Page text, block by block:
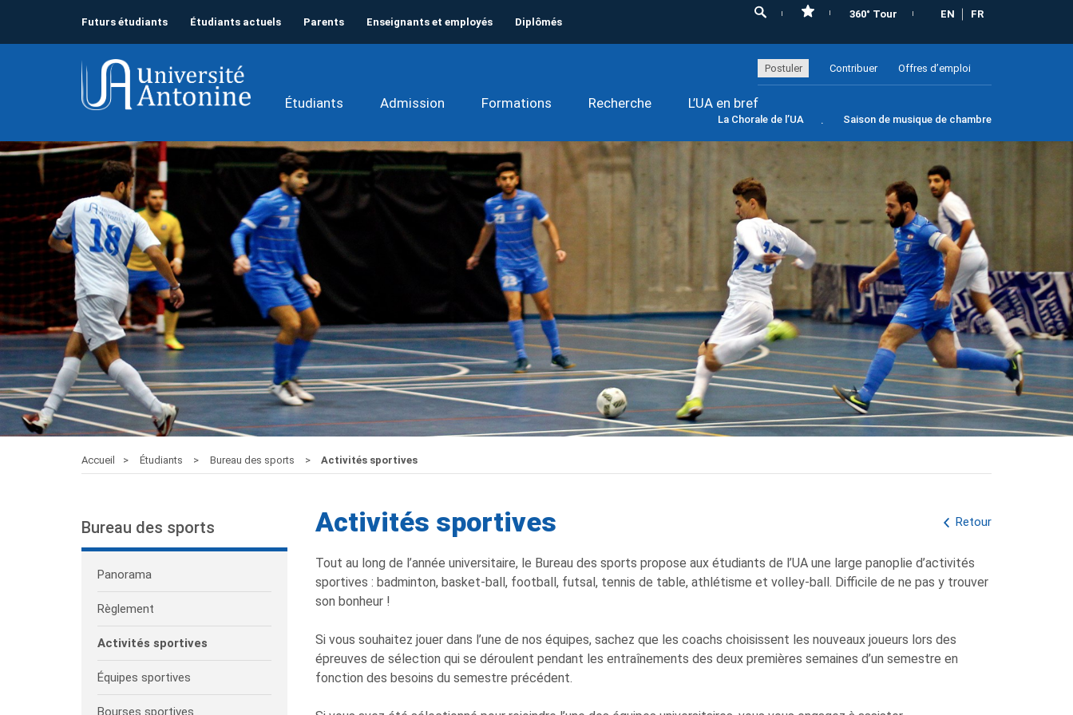
Futurs étudiants Étudiants actuels Parents Enseignants et employés Diplômés
360° Tour EN FR
Postuler Contribuer Offres d’emploi
Étudiants Admission Formations Recherche L’UA en bref
La Chorale de l’UA Saison de musique de chambre
Accueil Étudiants Bureau des sports Activités sportives
Bureau des sports
Panorama
Règlement
Activités sportives
Équipes sportives
Bourses sportives
Retour
Activités sportives
Tout au long de l’année universitaire, le Bureau des sports propose aux étudiants de l’UA une large panoplie d’activités
sportives : badminton, basket-ball, football, futsal, tennis de table, athlétisme et volley-ball. Difficile de ne pas y trouver
son bonheur !
Si vous souhaitez jouer dans l’une de nos équipes, sachez que les coachs choisissent les nouveaux joueurs lors des
épreuves de sélection qui se déroulent pendant les entraînements des deux premières semaines d’un semestre en
fonction des besoins du semestre précédent.